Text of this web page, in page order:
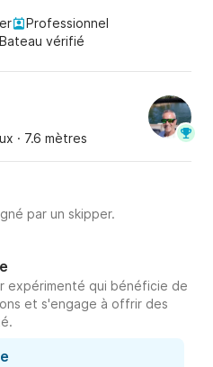
Professionnel
Bateau vérifié
· 7.6 mètres
par un skipper.
expérimenté qui bénéficie de
et s'engage à offrir des